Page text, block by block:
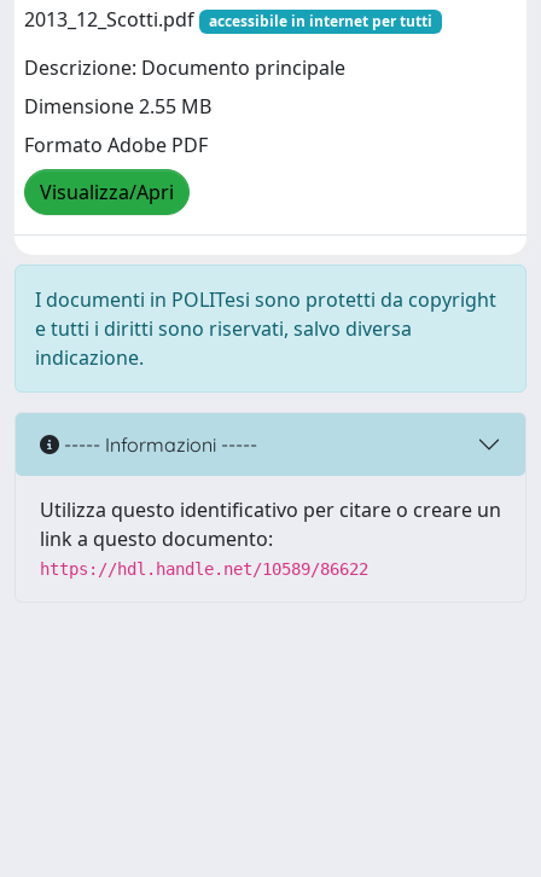
2013_12_Scotti.pdf
accessibile in internet per tutti
Descrizione: Documento principale
Dimensione 2.55 MB
Formato Adobe PDF
Visualizza/Apri
I documenti in POLITesi sono protetti da copyright
e tutti i diritti sono riservati, salvo diversa
indicazione.
----- Informazioni -----
Utilizza questo identificativo per citare o creare un
link a questo documento:
https://hdl.handle.net/10589/86622